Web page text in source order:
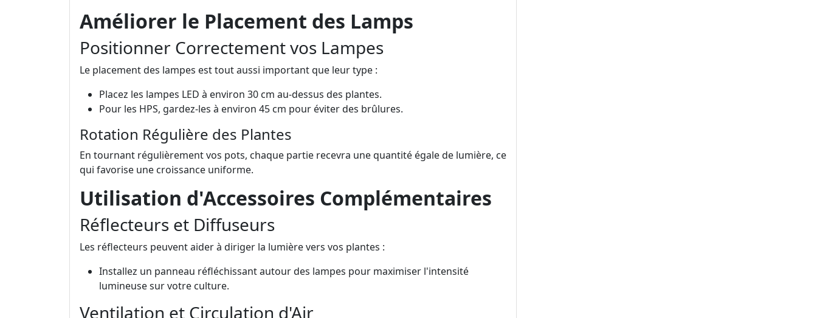
Améliorer le Placement des Lamps
Positionner Correctement vos Lampes
Le placement des lampes est tout aussi important que leur type :
Placez les lampes LED à environ 30 cm au-dessus des plantes.
Pour les HPS, gardez-les à environ 45 cm pour éviter des brûlures.
Rotation Régulière des Plantes
En tournant régulièrement vos pots, chaque partie recevra une quantité égale de lumière, ce
qui favorise une croissance uniforme.
Utilisation d'Accessoires Complémentaires
Réflecteurs et Diffuseurs
Les réflecteurs peuvent aider à diriger la lumière vers vos plantes :
Installez un panneau réfléchissant autour des lampes pour maximiser l'intensité
lumineuse sur votre culture.
Ventilation et Circulation d'Air